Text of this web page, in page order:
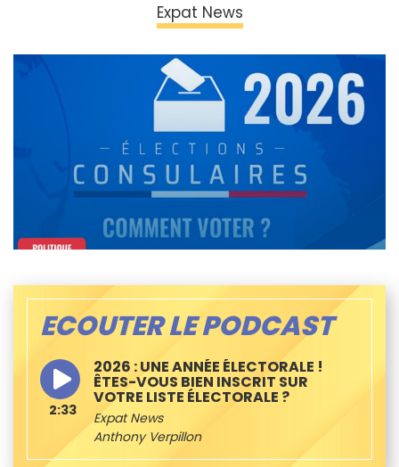
Expat News
ECOUTER LE PODCAST
2026 : UNE ANNÉE ÉLECTORALE !
ÊTES-VOUS BIEN INSCRIT SUR
VOTRE LISTE ÉLECTORALE ?
Expat News
Anthony Verpillon
2:33